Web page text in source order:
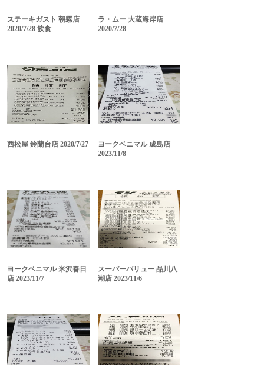
ステーキガスト 朝霧店
2020/7/28 飲食
ラ・ムー 大蔵海岸店
2020/7/28
西松屋 鈴蘭台店 2020/7/27
ヨークベニマル 成島店
2023/11/8
ヨークベニマル 米沢春日
店 2023/11/7
スーパーバリュー 品川八
潮店 2023/11/6